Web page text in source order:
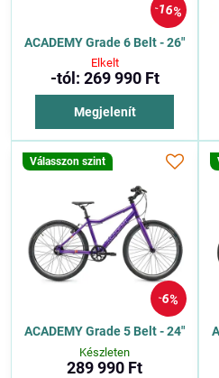
16%
ACADEMY Grade 6 Belt - 26"
Elkelt
-tól: 269 990 Ft
Megjelenít
6%
Válasszon szint
ACADEMY Grade 5 Belt - 24"
Készleten
289 990 Ft